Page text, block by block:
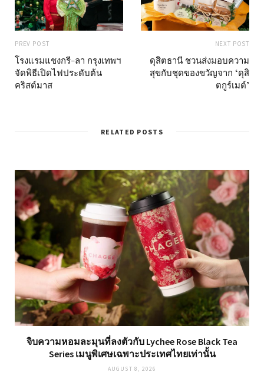
PREV POST
โรงแรมแชงกรี-ลา กรุงเทพฯ
จัดพิธีเปิดไฟประดับต้น
คริสต์มาส
NEXT POST
ดุสิตธานี ชวนส่งมอบความ
สุขกับชุดของขวัญจาก ‘ดุสิ
ตกูร์เมต์’
RELATED POSTS
จิบความหอมละมุนที่ลงตัวกับ Lychee Rose Black Tea
Series เมนูพิเศษเฉพาะประเทศไทยเท่านั้น
AUGUST 8, 2026